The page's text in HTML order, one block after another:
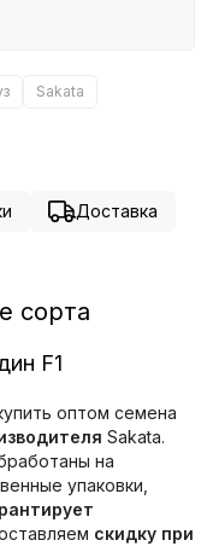
Sakata
Доставка
сорта
F1
оптом семена
Sakata.
на
упаковки,
скидку при